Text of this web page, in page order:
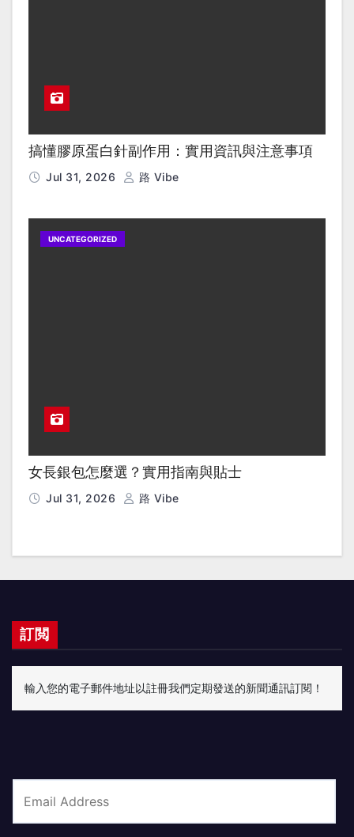
搞懂膠原蛋白針副作用：實用資訊與注意事項
Jul 31, 2026 路 Vibe
UNCATEGORIZED
女長銀包怎麼選？實用指南與貼士
Jul 31, 2026 路 Vibe
訂閲
輸入您的電子郵件地址以註冊我們定期發送的新聞通訊訂閱！